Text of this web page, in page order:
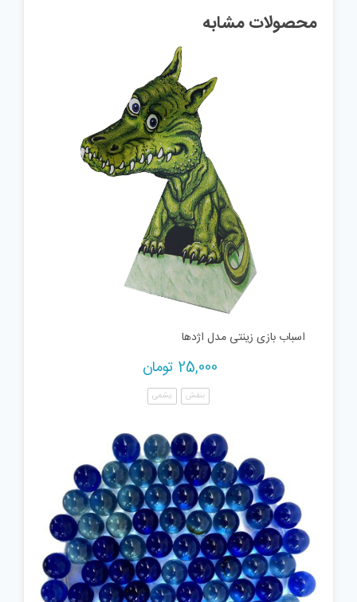
محصولات مشابه
اسباب بازی زینتی مدل اژدها
25,000 تومان
بنفش یشمی